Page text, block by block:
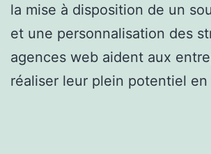
la mise à disposition de un
et une personnalisation des
agences web aident aux
réaliser leur plein potentiel en